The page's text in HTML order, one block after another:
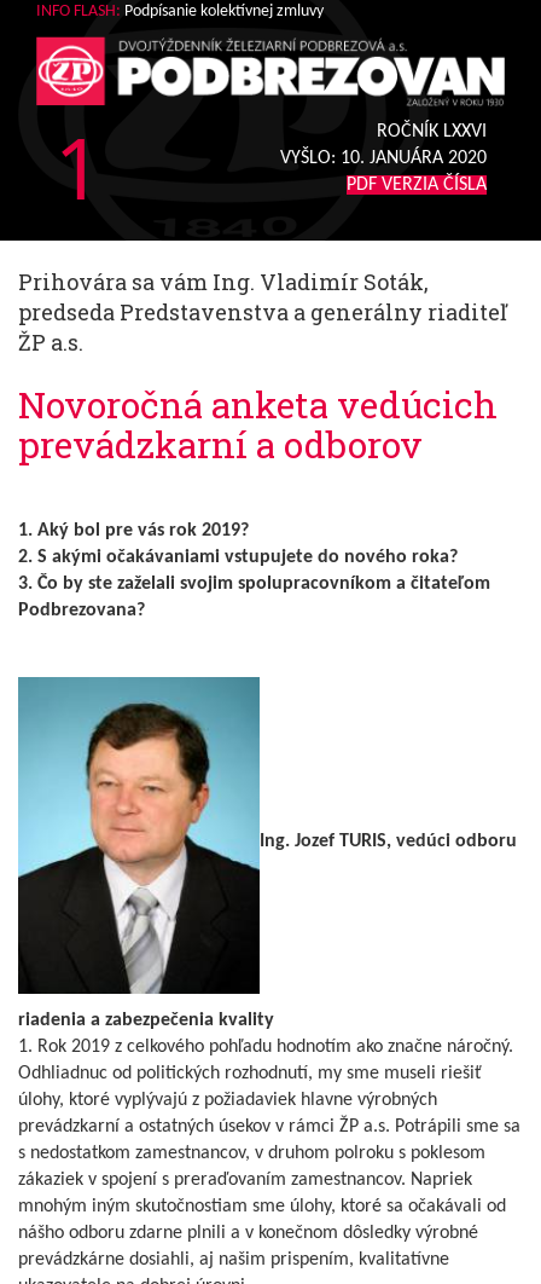
INFO FLASH: Podpísanie kolektívnej zmluvy
1
ROČNÍK LXXVI
VYŠLO: 10. JANUÁRA 2020
PDF VERZIA ČÍSLA
Prihovára sa vám Ing. Vladimír Soták,
predseda Predstavenstva a generálny riaditeľ
ŽP a.s.
Novoročná anketa vedúcich
prevádzkarní a odborov
1. Aký bol pre vás rok 2019?
2. S akými očakávaniami vstupujete do nového roka?
3. Čo by ste zaželali svojim spolupracovníkom a čitateľom
Podbrezovana?
Ing. Jozef TURIS, vedúci odboru
riadenia a zabezpečenia kvality
1. Rok 2019 z celkového pohľadu hodnotím ako značne náročný.
Odhliadnuc od politických rozhodnutí, my sme museli riešiť
úlohy, ktoré vyplývajú z požiadaviek hlavne výrobných
prevádzkarní a ostatných úsekov v rámci ŽP a.s. Potrápili sme sa
s nedostatkom zamestnancov, v druhom polroku s poklesom
zákaziek v spojení s preraďovaním zamestnancov. Napriek
mnohým iným skutočnostiam sme úlohy, ktoré sa očakávali od
nášho odboru zdarne plnili a v konečnom dôsledky výrobné
prevádzkárne dosiahli, aj našim prispením, kvalitatívne